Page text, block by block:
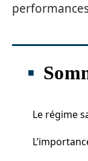
Le régime